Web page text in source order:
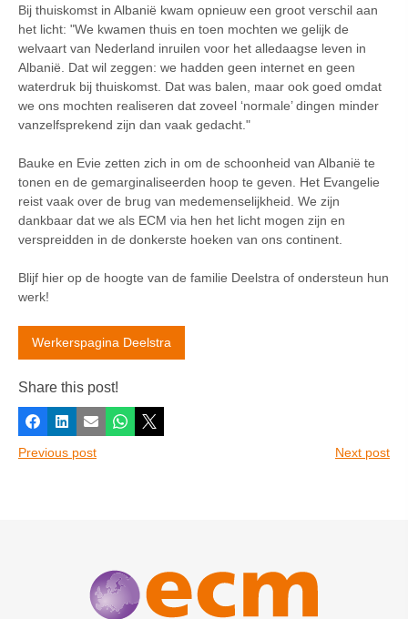
Bij thuiskomst in Albanië kwam opnieuw een groot verschil aan
het licht: "We kwamen thuis en toen mochten we gelijk de
welvaart van Nederland inruilen voor het alledaagse leven in
Albanië. Dat wil zeggen: we hadden geen internet en geen
waterdruk bij thuiskomst. Dat was balen, maar ook goed omdat
we ons mochten realiseren dat zoveel ‘normale’ dingen minder
vanzelfsprekend zijn dan vaak gedacht."
Bauke en Evie zetten zich in om de schoonheid van Albanië te
tonen en de gemarginaliseerden hoop te geven. Het Evangelie
reist vaak over de brug van medemenselijkheid. We zijn
dankbaar dat we als ECM via hen het licht mogen zijn en
verspreidden in de donkerste hoeken van ons continent.
Blijf hier op de hoogte van de familie Deelstra of ondersteun hun
werk!
Werkerspagina Deelstra
Share this post!
Facebook
LinkedInE-mailWhatsapp
X
Previous post
Next post